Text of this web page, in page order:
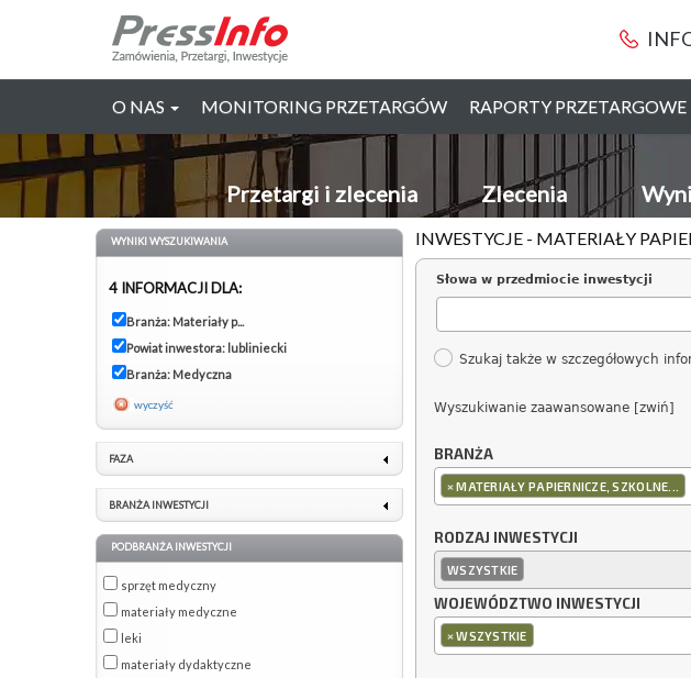
O NAS MONITORING PRZETARGÓW RAPORTY PRZETARGOWE
Przetargi i zlecenia Zlecenia
INWESTYCJE - MATERIAŁY
Słowa w przedmiocie inwestycji
Szukaj także w szczegółowych
Wyszukiwanie zaawansowane [zwiń]
BRANŻA
×MATERIAŁY PAPIERNICZE, SZKOLNE...
RODZAJ INWESTYCJI
WSZYSTKIE
WOJEWÓDZTWO INWESTYCJI
×WSZYSTKIE
WYNIKI WYSZUKIWANIA
4 INFORMACJI DLA:
Branża: Materiały p...
Powiat inwestora: lubliniecki
Branża: Medyczna
wyczyść
FAZA
BRANŻA INWESTYCJI
PODBRANŻA INWESTYCJI
sprzęt medyczny
materiały medyczne
leki
materiały dydaktyczne